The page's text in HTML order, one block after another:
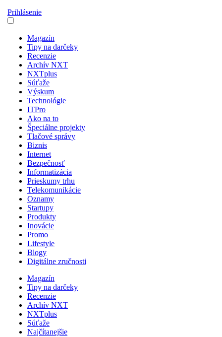
Prihlásenie
Magazín
Tipy na darčeky
Recenzie
Archív NXT
NXTplus
Súťaže
Výskum
Technológie
ITPro
Ako na to
Špeciálne projekty
Tlačové správy
Biznis
Internet
Bezpečnosť
Informatizácia
Prieskumy trhu
Telekomunikácie
Oznamy
Startupy
Produkty
Inovácie
Promo
Lifestyle
Blogy
Digitálne zručnosti
Magazín
Tipy na darčeky
Recenzie
Archív NXT
NXTplus
Súťaže
Najčítanejšie